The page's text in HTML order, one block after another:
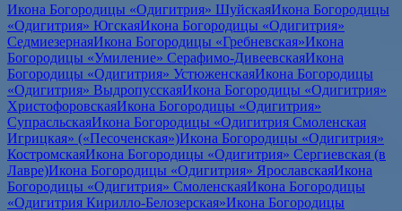
Икона Богородицы «Одигитрия» ШуйскаяИкона Богородицы
«Одигитрия» ЮгскаяИкона Богородицы «Одигитрия»
СедмиезернаяИкона Богородицы «Гребневская»Икона
Богородицы «Умиление» Серафимо-ДивеевскаяИкона
Богородицы «Одигитрия» УстюженскаяИкона Богородицы
«Одигитрия» ВыдропусскаяИкона Богородицы «Одигитрия»
ХристофоровскаяИкона Богородицы «Одигитрия»
СупрасльскаяИкона Богородицы «Одигитрия Смоленская
Игрицкая» («Песоченская»)Икона Богородицы «Одигитрия»
КостромскаяИкона Богородицы «Одигитрия» Сергиевская (в
Лавре)Икона Богородицы «Одигитрия» ЯрославскаяИкона
Богородицы «Одигитрия» СмоленскаяИкона Богородицы
«Одигитрия Кирилло-Белозерская»Икона Богородицы